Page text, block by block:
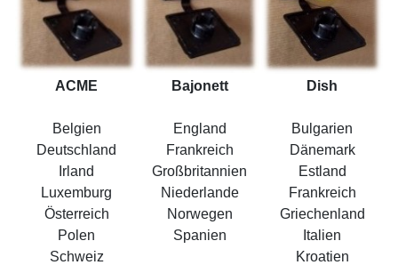
ACME
Belgien
Deutschland
Irland
Luxemburg
Österreich
Polen
Schweiz
Bajonett
England
Frankreich
Großbritannien
Niederlande
Norwegen
Spanien
Dish
Bulgarien
Dänemark
Estland
Frankreich
Griechenland
Italien
Kroatien